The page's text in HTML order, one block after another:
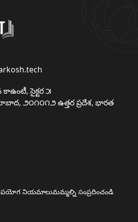
సైక్టర ౫
౨౦౧౦౧౨ ఉత్తర ప్రదేశ, భారత
నియమాలుమమ్మల్ని సంప్రదించండి